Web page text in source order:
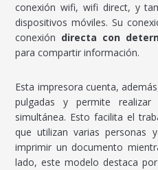
conexión wifi, wifi direct, y
dispositivos móviles. Su
conexión directa con
para compartir información.
Esta impresora cuenta,
pulgadas y permite
simultánea. Esto facilita el
que utilizan varias personas
imprimir un documento
lado, este modelo destaca